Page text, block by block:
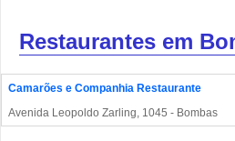
Restaurantes em
Camarões e Companhia Restaurante
Avenida Leopoldo Zarling, 1045 - Bombas